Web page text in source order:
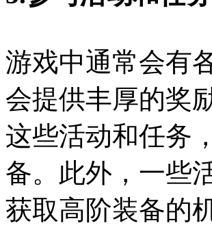
游戏中通常会有
会提供丰厚的奖
这些活动和任务
备。此外，一些
获取高阶装备的